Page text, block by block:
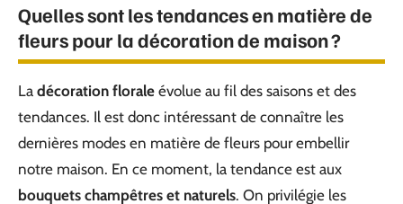
Quelles sont les tendances en matière de
fleurs pour la décoration de maison ?
La décoration florale évolue au fil des saisons et des
tendances. Il est donc intéressant de connaître les
dernières modes en matière de fleurs pour embellir
notre maison. En ce moment, la tendance est aux
bouquets champêtres et naturels. On privilégie les